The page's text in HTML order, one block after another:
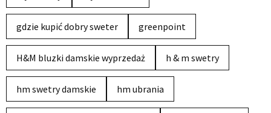
gdzie kupić dobry sweter greenpoint
H&M bluzki damskie wyprzedaż h & m swetry
hm swetry damskie hm ubrania